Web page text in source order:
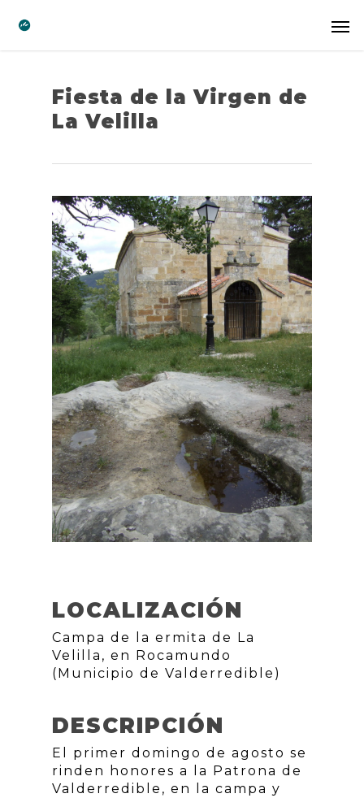
Fiesta de la Virgen de
La Velilla
LOCALIZACIÓN
Campa de la ermita de La
Velilla, en Rocamundo
(Municipio de Valderredible)
DESCRIPCIÓN
El primer domingo de agosto se
rinden honores a la Patrona de
Valderredible, en la campa y